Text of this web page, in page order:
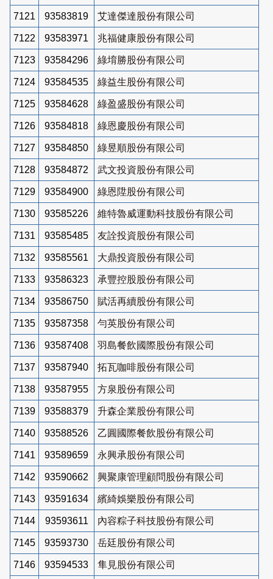
7121 93583819 艾達傑達股份有限公司
7122 93583971 兆福健康股份有限公司
7123 93584296 綠堉勝股份有限公司
7124 93584535 綠益生股份有限公司
7125 93584628 綠盈盛股份有限公司
7126 93584818 綠恩慶股份有限公司
7127 93584850 綠昱順股份有限公司
7128 93584872 武文投資股份有限公司
7129 93584900 綠恩陞股份有限公司
7130 93585226 維特魯威運動科技股份有限公司
7131 93585485 友詮投資股份有限公司
7132 93585561 大鼎投資股份有限公司
7133 93586323 承豐控股股份有限公司
7134 93586750 賦活再續股份有限公司
7135 93587358 勻英股份有限公司
7136 93587408 羽島餐飲國際股份有限公司
7137 93587940 拓瓦咖啡股份有限公司
7138 93587955 方泉股份有限公司
7139 93588379 升森企業股份有限公司
7140 93588526 乙圓國際餐飲股份有限公司
7141 93589659 永興承股份有限公司
7142 93590662 興聚康管理顧問股份有限公司
7143 93591634 繽綺娛樂股份有限公司
7144 93593611 內容粽子科技股份有限公司
7145 93593730 岳廷股份有限公司
7146 93594533 隼見股份有限公司